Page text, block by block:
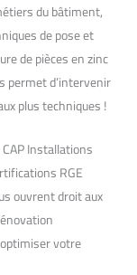
du bâtiment,
de pose et
de pièces en zinc
permet d’intervenir
plus techniques !
Installations
RGE
ouvrent droit aux
votre